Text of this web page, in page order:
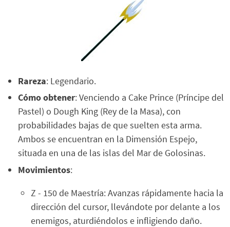
Rareza: Legendario.
Cómo obtener: Venciendo a Cake Prince (Príncipe del
Pastel) o Dough King (Rey de la Masa), con
probabilidades bajas de que suelten esta arma.
Ambos se encuentran en la Dimensión Espejo,
situada en una de las islas del Mar de Golosinas.
Movimientos:
Z - 150 de Maestría: Avanzas rápidamente hacia la
dirección del cursor, llevándote por delante a los
enemigos, aturdiéndolos e infligiendo daño.